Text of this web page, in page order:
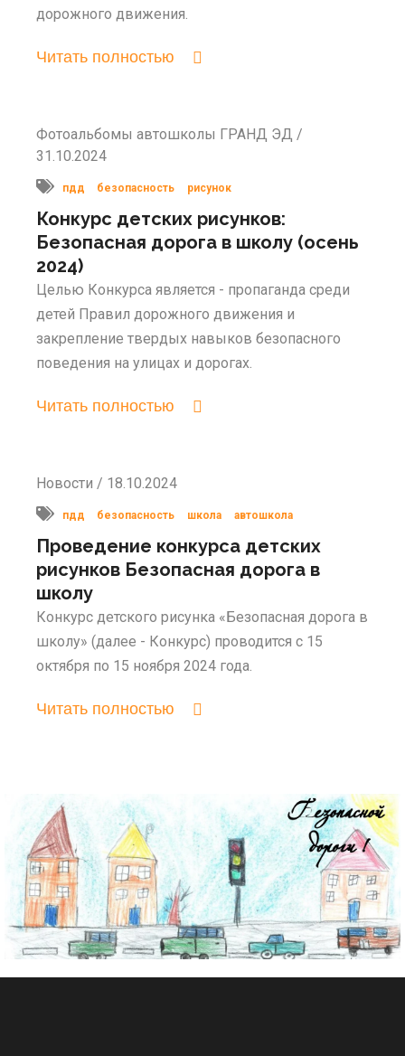
дорожного движения.
Читать полностью
Фотоальбомы автошколы ГРАНД ЭД /
31.10.2024
пдд безопасность рисунок
Конкурс детских рисунков:
Безопасная дорога в школу (осень
2024)
Целью Конкурса является - пропаганда среди
детей Правил дорожного движения и
закрепление твердых навыков безопасного
поведения на улицах и дорогах.
Читать полностью
Новости / 18.10.2024
пдд безопасность школа автошкола
Проведение конкурса детских
рисунков Безопасная дорога в
школу
Конкурс детского рисунка «Безопасная дорога в
школу» (далее - Конкурс) проводится с 15
октября по 15 ноября 2024 года.
Читать полностью